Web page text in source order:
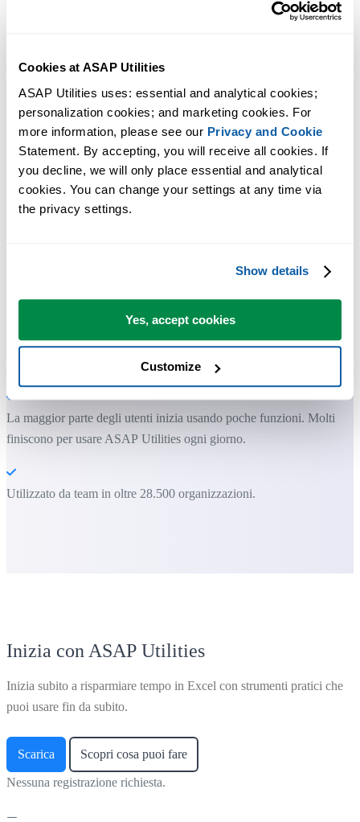
Cookies at ASAP Utilities
ASAP Utilities uses: essential and analytical cookies;
personalization cookies; and marketing cookies. For
more information, please see our Privacy and Cookie
Statement. By accepting, you will receive all cookies. If
you decline, we will only place essential and analytical
cookies. You can change your settings at any time via
the privacy settings.
Show details
Yes, accept cookies
Customize
Strumenti pratici che molti utenti di Excel vorrebbero integrati in
Excel.
Puoi iniziare subito. Nessuna formazione necessaria.
La maggior parte degli utenti inizia usando poche funzioni. Molti
finiscono per usare ASAP Utilities ogni giorno.
Utilizzato da team in oltre 28.500 organizzazioni.
Inizia con ASAP Utilities
Inizia subito a risparmiare tempo in Excel con strumenti pratici che
puoi usare fin da subito.
Scarica Scopri cosa puoi fare
Nessuna registrazione richiesta.